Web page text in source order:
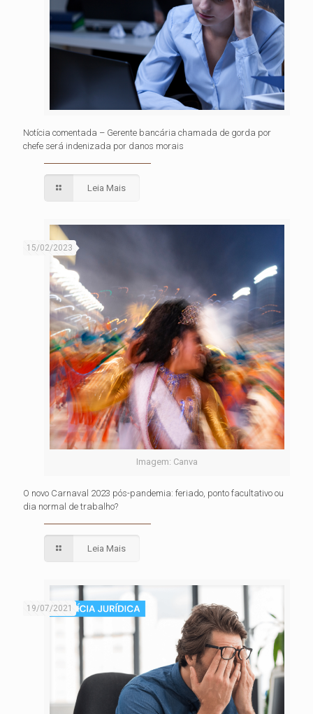
Notícia comentada – Gerente bancária chamada de gorda por
chefe será indenizada por danos morais
Leia Mais
Imagem: Canva
15/02/2023
O novo Carnaval 2023 pós-pandemia: feriado, ponto facultativo ou
dia normal de trabalho?
Leia Mais
19/07/2021